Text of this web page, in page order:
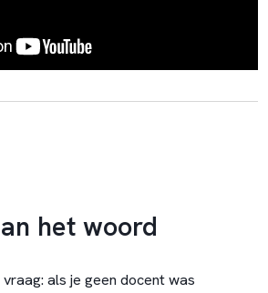
het woord
als je geen docent was